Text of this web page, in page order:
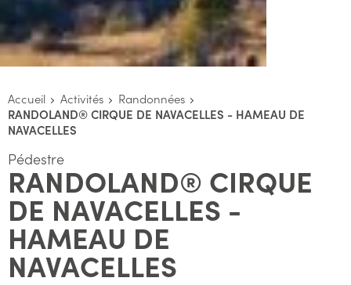
Accueil Activités
Randonnées
RANDOLAND® CIRQUE DE NAVACELLES - HAMEAU DE
NAVACELLES
Pédestre
RANDOLAND® CIRQUE
DE NAVACELLES -
HAMEAU DE
NAVACELLES